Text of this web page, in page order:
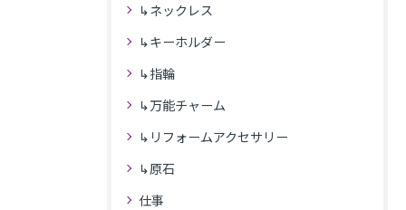
↳ネックレス
↳キーホルダー
↳指輪
↳万能チャーム
↳リフォームアクセサリー
↳原石
仕事